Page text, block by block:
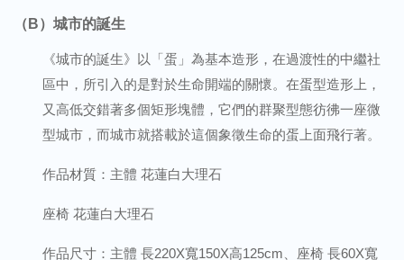
（B）城市的誕生
《城市的誕生》以「蛋」為基本造形，在過渡性的中繼社
區中，所引入的是對於生命開端的關懷。在蛋型造形上，
又高低交錯著多個矩形塊體，它們的群聚型態彷彿一座微
型城市，而城市就搭載於這個象徵生命的蛋上面飛行著。
作品材質：主體 花蓮白大理石
座椅 花蓮白大理石
作品尺寸：主體 長220X寬150X高125cm、座椅 長60X寬